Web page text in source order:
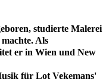
studierte Malerei
Als
er in Wien und New
für Lot Vekemans'